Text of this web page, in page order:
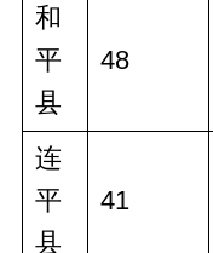
和
平
县
48
连
平
县
41